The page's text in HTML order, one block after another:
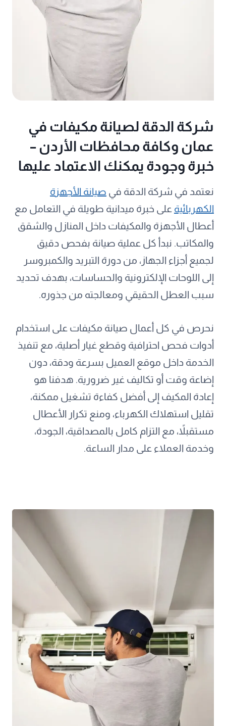
شركة الدقة لصيانة مكيفات في
عمان وكافة محافظات الأردن –
خبرة وجودة يمكنك الاعتماد عليها
نعتمد في شركة الدقة في صيانة الأجهزة
الكهربائية على خبرة ميدانية طويلة في التعامل مع
أعطال الأجهزة والمكيفات داخل المنازل والشقق
والمكاتب. نبدأ كل عملية صيانة بفحص دقيق
لجميع أجزاء الجهاز، من دورة التبريد والكمبروسر
إلى اللوحات الإلكترونية والحساسات، بهدف تحديد
سبب العطل الحقيقي ومعالجته من جذوره.
نحرص في كل أعمال صيانة مكيفات على استخدام
أدوات فحص احترافية وقطع غيار أصلية، مع تنفيذ
الخدمة داخل موقع العميل بسرعة ودقة، دون
إضاعة وقت أو تكاليف غير ضرورية. هدفنا هو
إعادة المكيف إلى أفضل كفاءة تشغيل ممكنة،
تقليل استهلاك الكهرباء، ومنع تكرار الأعطال
مستقبلاً، مع التزام كامل بالمصداقية، الجودة،
وخدمة العملاء على مدار الساعة.